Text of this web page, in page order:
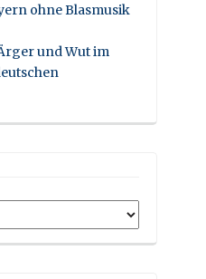
ohne Blasmusik
und Wut im